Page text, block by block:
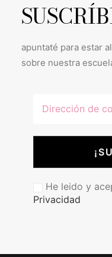
apuntaté para estar
sobre nuestra
He leido y
Privacidad